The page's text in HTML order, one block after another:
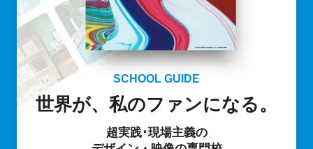
SCHOOL GUIDE
世界が、私のファンになる。
超実践･現場主義の